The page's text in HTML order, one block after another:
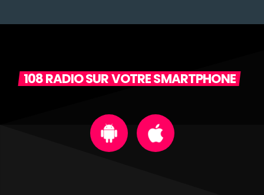
108 RADIO SUR VOTRE SMARTPHONE